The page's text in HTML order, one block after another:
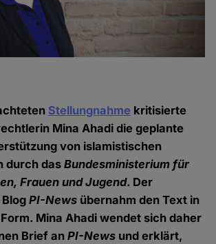
Stellungnahme kritisierte
Mina Ahadi die geplante
von islamistischen
durch dasBundesministerium für
Frauen und Jugend. Der
BlogPI-News übernahm den Text in
Mina Ahadi wendet sich daher
Brief anPI-News und erklärt,